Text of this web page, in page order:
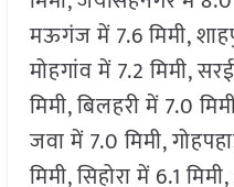
मऊगंज में 7.6 मिमी,
मोहगांव में 7.2 मिमी,
मिमी, बिलहरी में 7.0
जवा में 7.0 मिमी,
मिमी, सिहोरा में 6.1